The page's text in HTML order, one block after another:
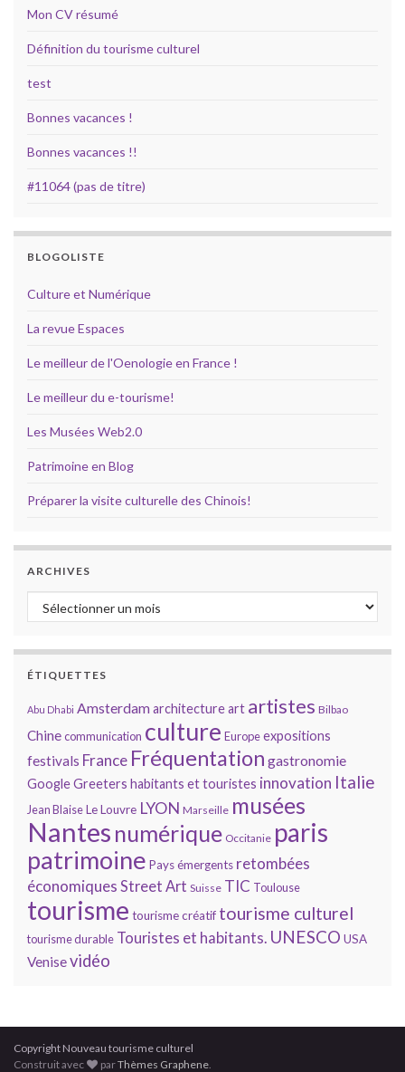
Mon CV résumé
Définition du tourisme culturel
test
Bonnes vacances !
Bonnes vacances !!
#11064 (pas de titre)
BLOGOLISTE
Culture et Numérique
La revue Espaces
Le meilleur de l'Oenologie en France !
Le meilleur du e-tourisme!
Les Musées Web2.0
Patrimoine en Blog
Préparer la visite culturelle des Chinois!
ARCHIVES
Archives
ÉTIQUETTES
Abu Dhabi Amsterdamarchitectureart artistes Bilbao
Chinecommunication culture Europeexpositions
festivals France Fréquentation gastronomie
GoogleGreeters habitants et touristes innovation Italie
Jean BlaiseLe Louvre LYON Marseille musées
Nantes numérique Occitanie paris
patrimoine Pays émergents retombées
économiques Street Art Suisse TIC Toulouse
tourisme tourisme créatif tourisme culturel
tourisme durable Touristes et habitants. UNESCO USA
Venisevidéo
Copyright Nouveau tourisme culturel
Construit avec
parThèmes Graphene